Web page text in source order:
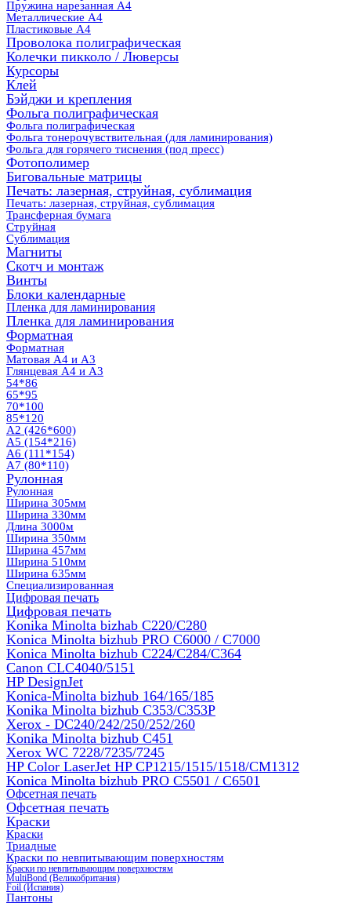
Пружина нарезанная А4
Металлические А4
Пластиковые А4
Проволока полиграфическая
Колечки пикколо / Люверсы
Курсоры
Клей
Бэйджи и крепления
Фольга полиграфическая
Фольга полиграфическая
Фольга тонерочувствительная (для ламинирования)
Фольга для горячего тиснения (под пресс)
Фотополимер
Биговальные матрицы
Печать: лазерная, струйная, сублимация
Печать: лазерная, струйная, сублимация
Трансферная бумага
Струйная
Сублимация
Магниты
Скотч и монтаж
Винты
Блоки календарные
Пленка для ламинирования
Пленка для ламинирования
Форматная
Форматная
Матовая А4 и А3
Глянцевая А4 и А3
54*86
65*95
70*100
85*120
А2 (426*600)
А5 (154*216)
А6 (111*154)
А7 (80*110)
Рулонная
Рулонная
Ширина 305мм
Ширина 330мм
Длина 3000м
Ширина 350мм
Ширина 457мм
Ширина 510мм
Ширина 635мм
Специализированная
Цифровая печать
Цифровая печать
Konika Minolta bizhab C220/C280
Konica Minolta bizhub PRO C6000 / C7000
Konica Minolta bizhub С224/С284/С364
Canon CLC4040/5151
HP DesignJet
Konica-Minolta bizhub 164/165/185
Konika Minolta bizhub C353/C353Р
Xerox - DC240/242/250/252/260
Konika Minolta bizhub C451
Xerox WC 7228/7235/7245
HP Color LaserJet HP CP1215/1515/1518/CM1312
Konica Minolta bizhub PRO С5501 / С6501
Офсетная печать
Офсетная печать
Краски
Краски
Триадные
Краски по невпитывающим поверхностям
Краски по невпитывающим поверхностям
MultiBond (Великобритания)
Foil (Испания)
Пантоны